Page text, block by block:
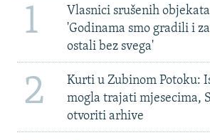
1
Vlasnici srušenih
'Godinama smo gradili i
ostali bez svega'
2
Kurti u Zubinom Potoku:
mogla trajati mjesecima,
otvoriti arhive